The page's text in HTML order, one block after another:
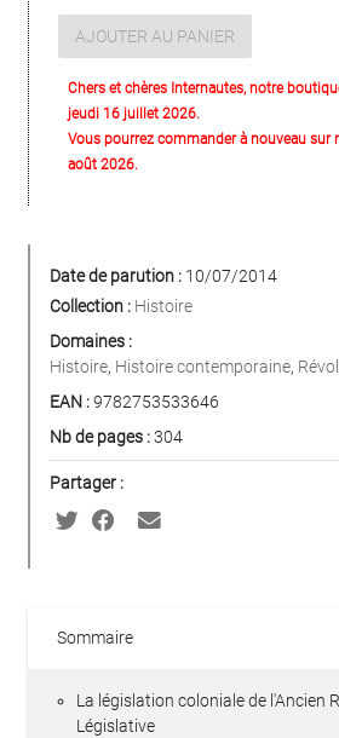
AJOUTER AU PANIER
Chers et chères Internautes, notre
jeudi 16 juillet 2026.
Vous pourrez commander à nouveau sur
août 2026.
Date de parution : 10/07/2014
Collection : Histoire
Domaines :
Histoire, Histoire contemporaine,
EAN :9782753533646
Nb de pages :304
Partager :
Sommaire
La législation coloniale de l'Ancien
Législative